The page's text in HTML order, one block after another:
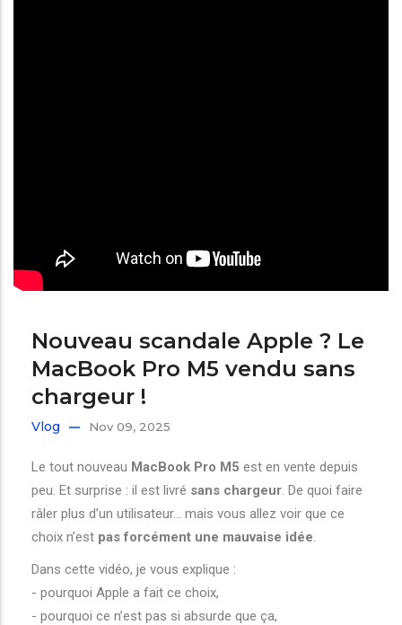
Nouveau scandale Apple ? Le
MacBook Pro M5 vendu sans
chargeur !
Vlog Nov 09, 2025
Le tout nouveau MacBook Pro M5 est en vente depuis
peu. Et surprise : il est livré sans chargeur. De quoi faire
râler plus d’un utilisateur… mais vous allez voir que ce
choix n’est pas forcément une mauvaise idée.
Dans cette vidéo, je vous explique :
- pourquoi Apple a fait ce choix,
- pourquoi ce n’est pas si absurde que ça,